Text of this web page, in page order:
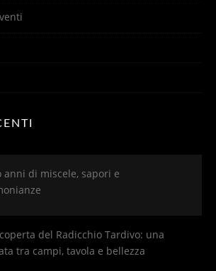
anni di miscele, sapori e
del Radicchio Tardivo: una
tra campi, tavola e bellezza